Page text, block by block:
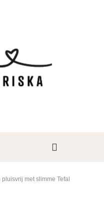
pluisvrij met slimme Tefal